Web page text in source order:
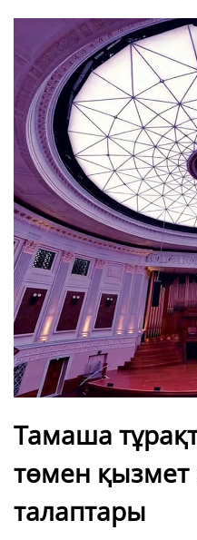
Тамаша
төмен қызмет
талаптары